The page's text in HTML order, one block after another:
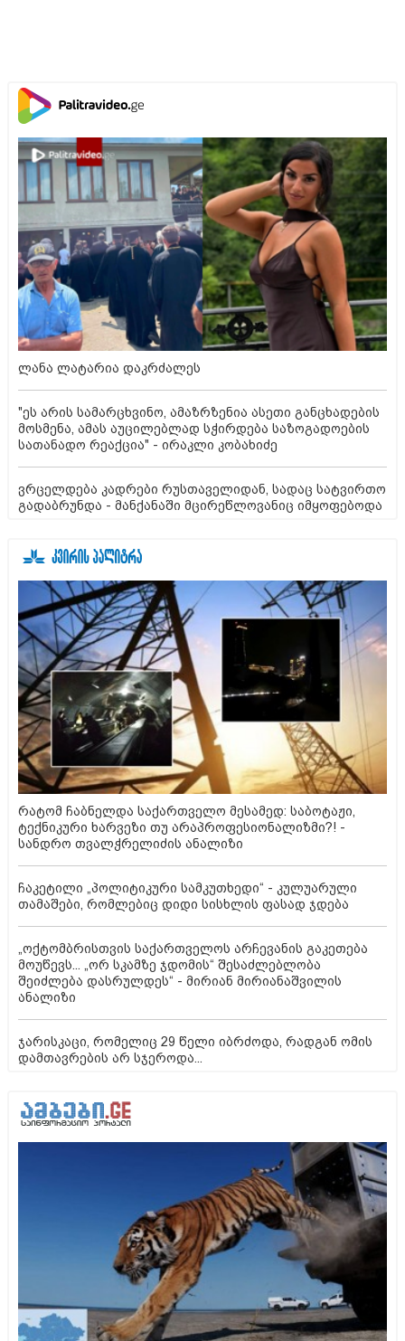
ლანა ლატარია დაკრძალეს
"ეს არის სამარცხვინო, ამაზრზენია ასეთი განცხადების
მოსმენა, ამას აუცილებლად სჭირდება საზოგადოების
სათანადო რეაქცია" - ირაკლი კობახიძე
ვრცელდება კადრები რუსთაველიდან, სადაც სატვირთო
გადაბრუნდა - მანქანაში მცირეწლოვანიც იმყოფებოდა
რატომ ჩაბნელდა საქართველო მესამედ: საბოტაჟი,
ტექნიკური ხარვეზი თუ არაპროფესიონალიზმი?! -
სანდრო თვალჭრელიძის ანალიზი
ჩაკეტილი „პოლიტიკური სამკუთხედი“ - კულუარული
თამაშები, რომლებიც დიდი სისხლის ფასად ჯდება
„ოქტომბრისთვის საქართველოს არჩევანის გაკეთება
მოუწევს... „ორ სკამზე ჯდომის“ შესაძლებლობა
შეიძლება დასრულდეს“ - მირიან მირიანაშვილის
ანალიზი
ჯარისკაცი, რომელიც 29 წელი იბრძოდა, რადგან ომის
დამთავრების არ სჯეროდა...